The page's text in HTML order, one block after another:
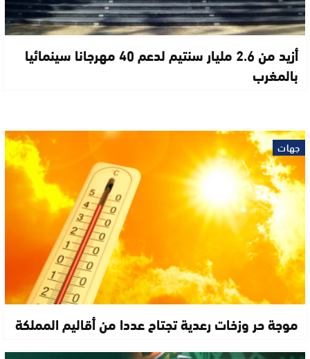
أزيد من 2.6 مليار سنتيم لدعم 40 مهرجانا سينمائيا
بالمغرب
جهات
موجة حر وزخات رعدية تجتاح عددا من أقاليم المملكة